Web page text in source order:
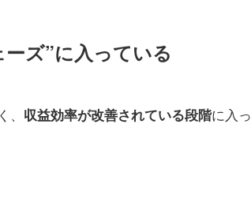
ズ”に入っている
収益効率が改善されている段階に入っ